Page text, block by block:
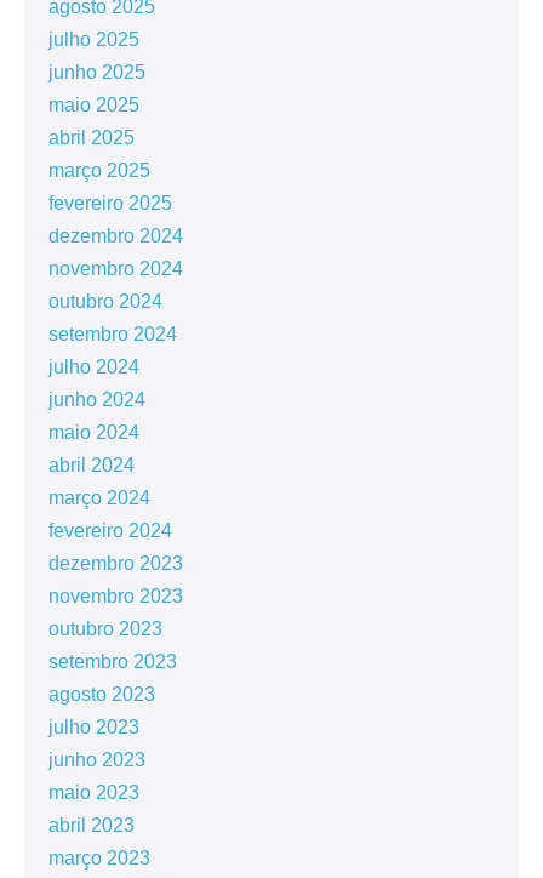
agosto 2025
julho 2025
junho 2025
maio 2025
abril 2025
março 2025
fevereiro 2025
dezembro 2024
novembro 2024
outubro 2024
setembro 2024
julho 2024
junho 2024
maio 2024
abril 2024
março 2024
fevereiro 2024
dezembro 2023
novembro 2023
outubro 2023
setembro 2023
agosto 2023
julho 2023
junho 2023
maio 2023
abril 2023
março 2023